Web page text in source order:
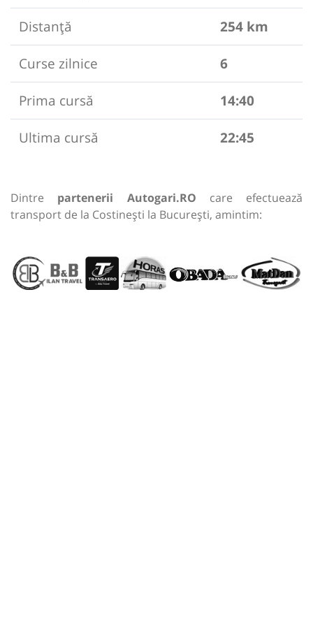
Distanță
254 km
Curse zilnice
6
Prima cursă
14:40
Ultima cursă
22:45
Dintre partenerii Autogari.RO care efectuează
transport de la Costinești la București, amintim: